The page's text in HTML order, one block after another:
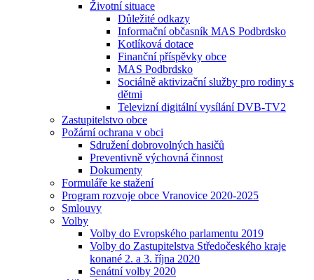
Životní situace
Důležité odkazy
Informační občasník MAS Podbrdsko
Kotlíková dotace
Finanční příspěvky obce
MAS Podbrdsko
Sociálně aktivizační služby pro rodiny s
dětmi
Televizní digitální vysílání DVB-TV2
Zastupitelstvo obce
Požární ochrana v obci
Sdružení dobrovolných hasičů
Preventivně výchovná činnost
Dokumenty
Formuláře ke stažení
Program rozvoje obce Vranovice 2020-2025
Smlouvy
Volby
Volby do Evropského parlamentu 2019
Volby do Zastupitelstva Středočeského kraje
konané 2. a 3. října 2020
Senátní volby 2020